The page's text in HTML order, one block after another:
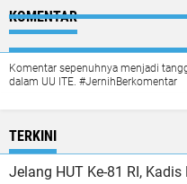
KOMENTAR
Komentar sepenuhnya menjadi
dalam UU ITE. #JernihBerkomentar
TERKINI
Jelang HUT Ke-81 RI, Kadis